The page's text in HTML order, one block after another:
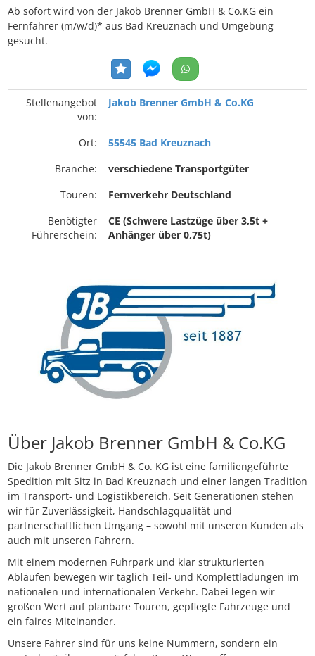
Ab sofort wird von der Jakob Brenner GmbH & Co.KG ein
Fernfahrer (m/w/d)* aus Bad Kreuznach und Umgebung
gesucht.
Stellenangebot
von:
Jakob Brenner GmbH & Co.KG
Ort:
55545 Bad Kreuznach
Branche:
verschiedene Transportgüter
Touren:
Fernverkehr Deutschland
Benötigter
Führerschein:
CE (Schwere Lastzüge über 3,5t +
Anhänger über 0,75t)
Über Jakob Brenner GmbH & Co.KG
Die Jakob Brenner GmbH & Co. KG ist eine familiengeführte
Spedition mit Sitz in Bad Kreuznach und einer langen Tradition
im Transport- und Logistikbereich. Seit Generationen stehen
wir für Zuverlässigkeit, Handschlagqualität und
partnerschaftlichen Umgang – sowohl mit unseren Kunden als
auch mit unseren Fahrern.
Mit einem modernen Fuhrpark und klar strukturierten
Abläufen bewegen wir täglich Teil- und Komplettladungen im
nationalen und internationalen Verkehr. Dabei legen wir
großen Wert auf planbare Touren, gepflegte Fahrzeuge und
ein faires Miteinander.
Unsere Fahrer sind für uns keine Nummern, sondern ein